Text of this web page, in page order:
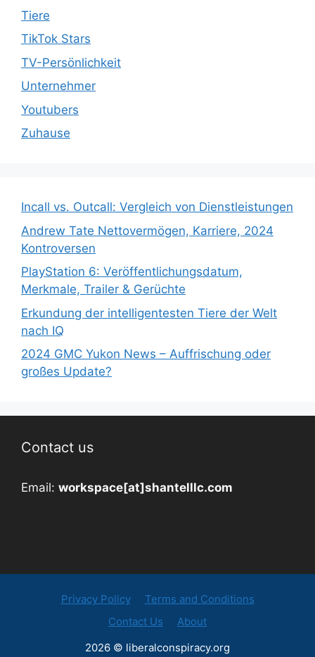
Tiere
TikTok Stars
TV-Persönlichkeit
Unternehmer
Youtubers
Zuhause
Incall vs. Outcall: Vergleich von Dienstleistungen
Andrew Tate Nettovermögen, Karriere, 2024
Kontroversen
PlayStation 6: Veröffentlichungsdatum,
Merkmale, Trailer & Gerüchte
Erkundung der intelligentesten Tiere der Welt
nach IQ
2024 GMC Yukon News – Auffrischung oder
großes Update?
Contact us
Email: workspace[at]shantelllc.com
Privacy Policy
Terms and Conditions
Contact Us
About
2026 © liberalconspiracy.org